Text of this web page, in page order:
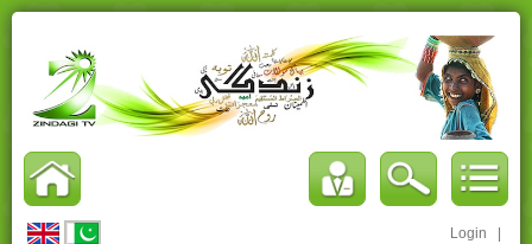
Login